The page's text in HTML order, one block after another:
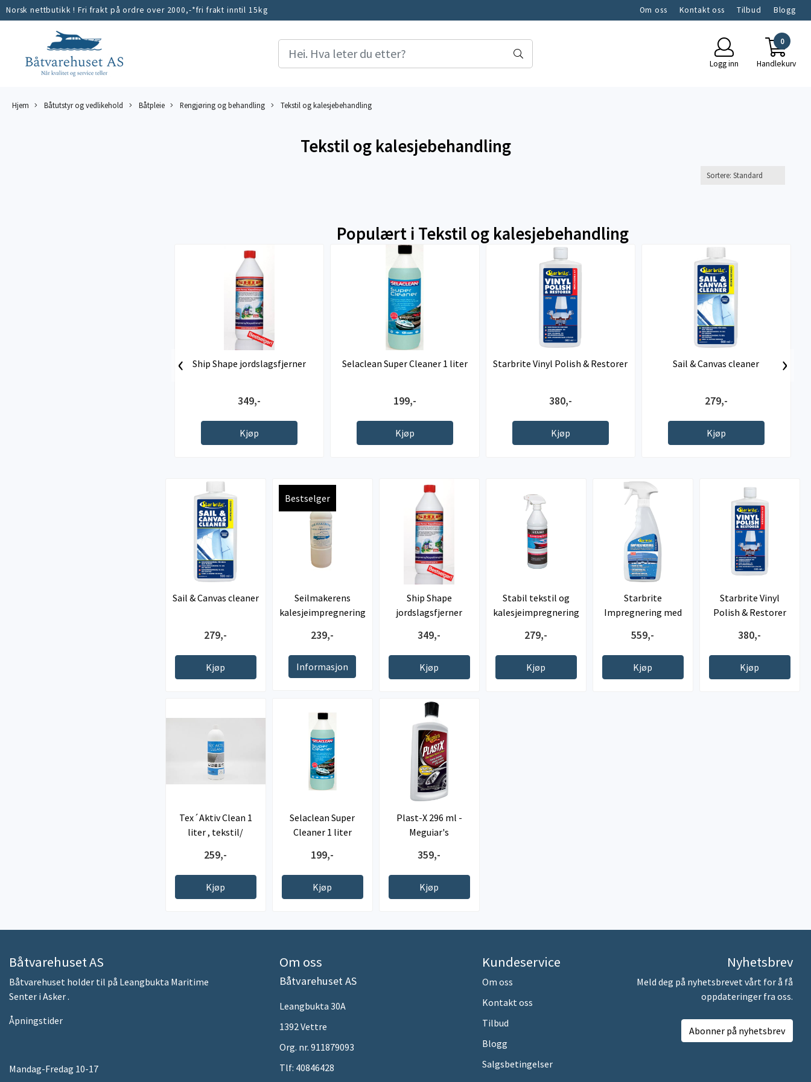
Norsk nettbutikk ! Fri frakt på ordre over 2000,-*fri frakt inntil 15kg Om oss Kontakt oss Tilbud Blogg
Logg inn
0
Handlekurv
Hjem Båtutstyr og vedlikehold Båtpleie Rengjøring og behandling Tekstil og kalesjebehandling
Tekstil og kalesjebehandling
Populært i Tekstil og kalesjebehandling
Ship Shape jordslagsfjerner
349,-
Kjøp
Selaclean Super Cleaner 1 liter
199,-
Kjøp
Starbrite Vinyl Polish & Restorer
380,-
Kjøp
Sail & Canvas cleaner
279,-
Kjøp
‹ ›
Sail & Canvas cleaner
279,-
Kjøp
Bestselger
Seilmakerens
kalesjeimpregnering
239,-
Informasjon
Ship Shape
jordslagsfjerner
349,-
Kjøp
Stabil tekstil og
kalesjeimpregnering
279,-
Kjøp
Starbrite
Impregnering med
559,-
Kjøp
Starbrite Vinyl
Polish & Restorer
380,-
Kjøp
Tex´Aktiv Clean 1
liter , tekstil/
259,-
Kjøp
Selaclean Super
Cleaner 1 liter
199,-
Kjøp
Plast-X 296 ml -
Meguiar's
359,-
Kjøp
Båtvarehuset AS
Båtvarehuset holder til på Leangbukta Maritime
Senter i Asker .
Åpningstider
Mandag-Fredag 10-17
Om oss
Båtvarehuset AS
Leangbukta 30A
1392 Vettre
Org. nr. 911879093
Tlf: 40846428
Kundeservice
Om oss
Kontakt oss
Tilbud
Blogg
Salgsbetingelser
Nyhetsbrev
Meld deg på nyhetsbrevet vårt for å få
oppdateringer fra oss.
Abonner på nyhetsbrev